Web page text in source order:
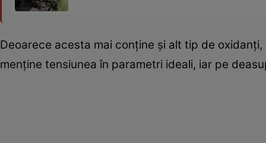
Deoarece acesta mai conține și alt tip de
menține tensiunea în parametri ideali, iar pe